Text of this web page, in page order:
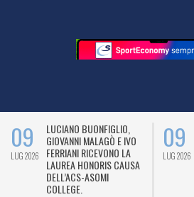
09
LUG 2026
LUCIANO BUONFIGLIO,
GIOVANNI MALAGÒ E IVO
FERRIANI RICEVONO LA
LAUREA HONORIS CAUSA
DELL’ACS-ASOMI
COLLEGE.
09
LUG 2026